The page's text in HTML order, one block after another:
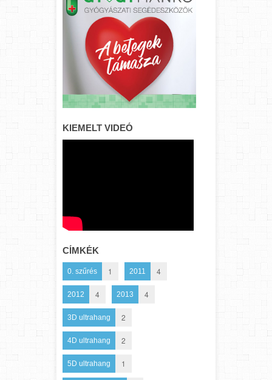
KIEMELT VIDEÓ
CÍMKÉK
0. szűrés 1 2011 4
2012 4 2013 4
3D ultrahang 2
4D ultrahang 2
5D ultrahang 1